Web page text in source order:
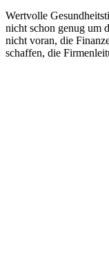
Wertvolle
nicht schon genug um
nicht voran, die
schaffen, die